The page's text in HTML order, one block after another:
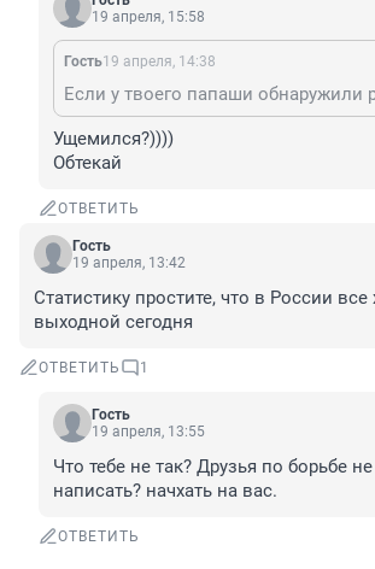
19 апреля, 15:58
Гость19 апреля, 14:38
Ущемился?))))
Обтекай
ОТВЕТИТЬ
Гость
19 апреля, 13:42
Статистику простите, что в России
выходной сегодня
ОТВЕТИТЬ 1
Гость
19 апреля, 13:55
Что тебе не так? Друзья по борьбе
написать? начхать на вас.
ОТВЕТИТЬ